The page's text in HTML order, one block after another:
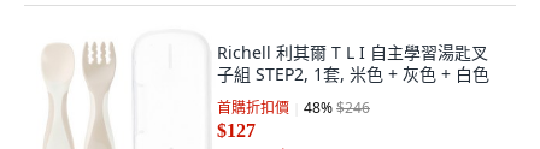
Richell 利其爾 T L I 自主學習湯匙叉
子組 STEP2, 1套, 米色 + 灰色 + 白色
首購折扣價 48%$246
$127